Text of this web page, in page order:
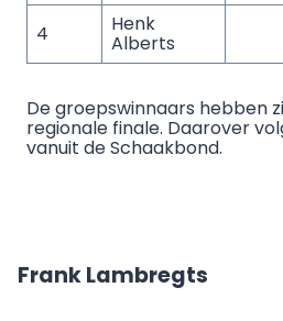
4 Henk
Alberts
De groepswinnaars hebben
regionale finale. Daarover
vanuit de Schaakbond.
Frank Lambregts